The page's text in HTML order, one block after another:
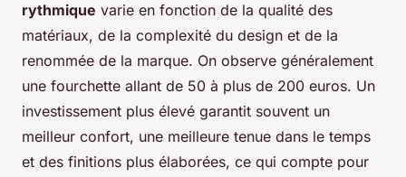
rythmique varie en fonction de la qualité des
matériaux, de la complexité du design et de la
renommée de la marque. On observe généralement
une fourchette allant de 50 à plus de 200 euros. Un
investissement plus élevé garantit souvent un
meilleur confort, une meilleure tenue dans le temps
et des finitions plus élaborées, ce qui compte pour